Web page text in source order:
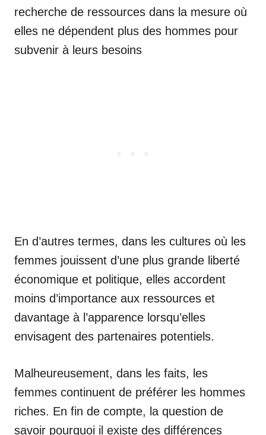
recherche de ressources dans la mesure où
elles ne dépendent plus des hommes pour
subvenir à leurs besoins
En d’autres termes, dans les cultures où les
femmes jouissent d’une plus grande liberté
économique et politique, elles accordent
moins d’importance aux ressources et
davantage à l’apparence lorsqu’elles
envisagent des partenaires potentiels.
Malheureusement, dans les faits, les
femmes continuent de préférer les hommes
riches. En fin de compte, la question de
savoir pourquoi il existe des différences